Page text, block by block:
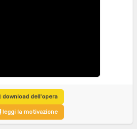
download dell'opera
leggi la motivazione